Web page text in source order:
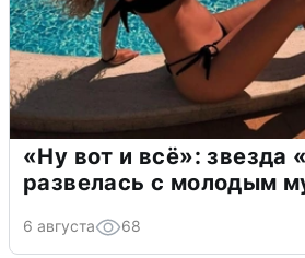
«Ну вот и всё»: звезда
развелась с молодым
6 августа 68